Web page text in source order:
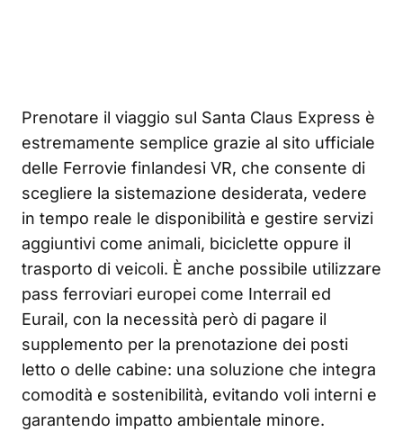
Prenotare il viaggio sul Santa Claus Express è
estremamente semplice grazie al sito ufficiale
delle Ferrovie finlandesi VR, che consente di
scegliere la sistemazione desiderata, vedere
in tempo reale le disponibilità e gestire servizi
aggiuntivi come animali, biciclette oppure il
trasporto di veicoli. È anche possibile utilizzare
pass ferroviari europei come Interrail ed
Eurail, con la necessità però di pagare il
supplemento per la prenotazione dei posti
letto o delle cabine: una soluzione che integra
comodità e sostenibilità, evitando voli interni e
garantendo impatto ambientale minore.